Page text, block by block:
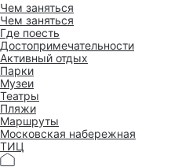
Чем заняться
Чем заняться
Где поесть
Достопримеча­тельности
Активный отдых
Парки
Музеи
Театры
Пляжи
Маршруты
Московская набережная
ТИЦ